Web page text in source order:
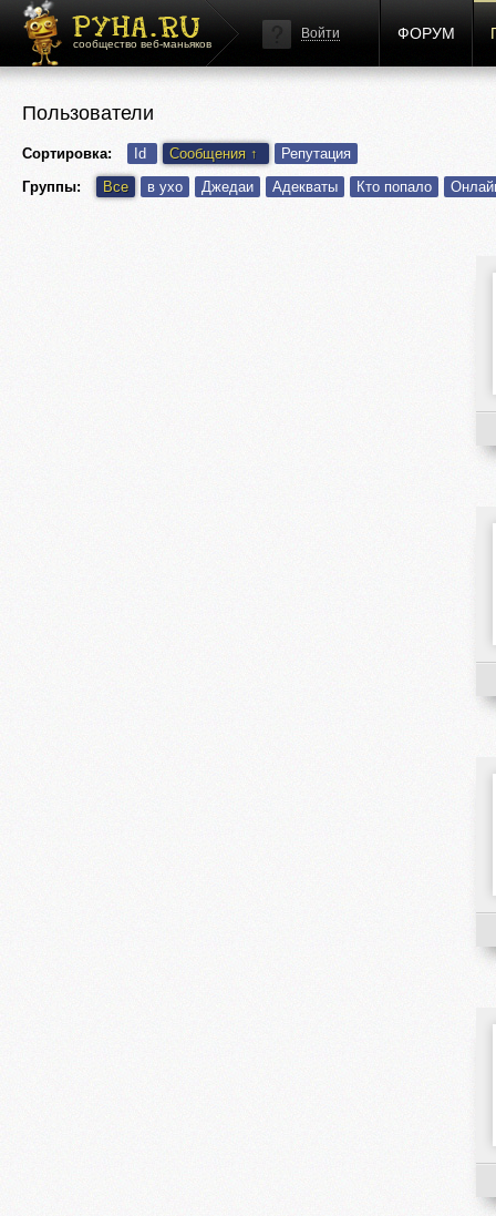
сообщество веб-маньяков
Войти ФОРУМ
Пользователи
Сортировка: Id Сообщения ↑
Репутация
Группы:
Все в ухо Джедаи Адекваты Кто попало